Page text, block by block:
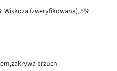
Wiskoza (zweryfikowana), 5%
brzuch